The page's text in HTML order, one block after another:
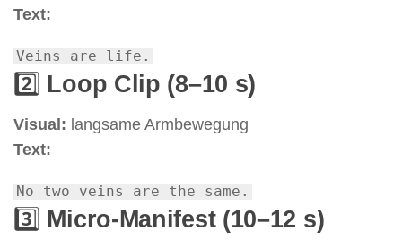
Text:
Veins are life.
2️⃣ Loop Clip (8–10 s)
Visual: langsame Armbewegung
Text:
No two veins are the same.
3️⃣ Micro-Manifest (10–12 s)